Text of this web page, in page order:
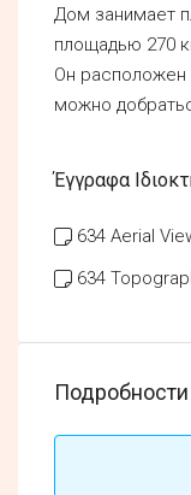
Дом занимает
площадью 270
Он расположен
можно
Έγγραφα
634 Aerial
634
Подробности